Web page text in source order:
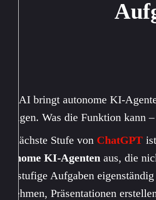
OpenAI bringt autonome KI-
erledigen. Was die Funktion kann
Die nächste Stufe von ChatGPT
autonome KI-Agenten aus, die
mehrstufige Aufgaben
vornehmen, Präsentationen